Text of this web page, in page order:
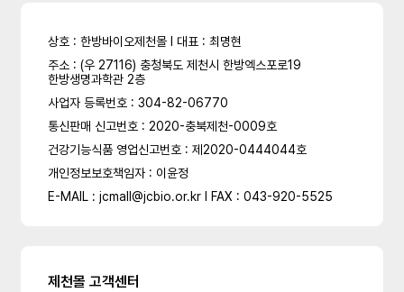
상호 : 한방바이오제천몰 l 대표 : 최명현
주소 : (우 27116) 충청북도 제천시 한방엑스포로19
한방생명과학관 2층
사업자 등록번호 : 304-82-06770
통신판매 신고번호 : 2020-충북제천-0009호
건강기능식품 영업신고번호 : 제2020-0444044호
개인정보보호책임자 : 이윤정
E-MAIL : jcmall@jcbio.or.kr l FAX : 043-920-5525
제천몰 고객센터